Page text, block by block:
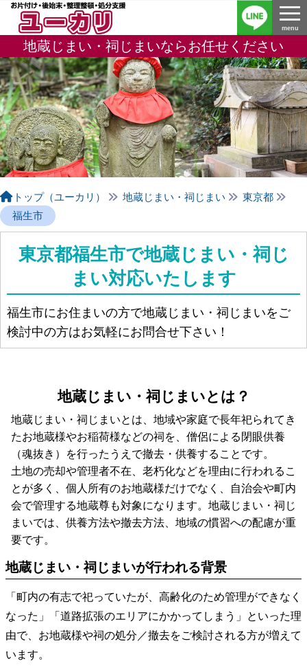
menu
地蔵じまい・祠じまいならお任せください
トップ（ユーカリ） 地蔵じまい・祠じまい
東京都
福生市
menu
東京都福生市で地蔵じまい・祠じ
まい対応いたします
福生市にお住まいの方で地蔵じまい・祠じまいをご
検討中の方はお気軽にお問合せ下さい！
地蔵じまい・祠じまいとは？
地蔵じまい・祠じまいとは、地域や家庭で長年祀られてき
たお地蔵様やお稲荷様などの祠を、僧侶による閉眼供養
（魂抜き）を行ったうえで撤去・供養することです。
土地の売却や管理者不在、老朽化などを理由に行われるこ
とが多く、個人所有のお地蔵様だけでなく、自治会や町内
会で管理する地蔵尊も対象になります。地蔵じまい・祠じ
まいでは、供養方法や撤去方法、地域の慣習への配慮が重
要です。
地蔵じまい・祠じまいが行われる背景
「町内の有志で祀っていたが、高齢化のため管理ができなく
なった」「道路拡張のエリアにかかってしまう」といった理
由で、お地蔵様や祠の処分／撤去をご検討される方が増えて
います。